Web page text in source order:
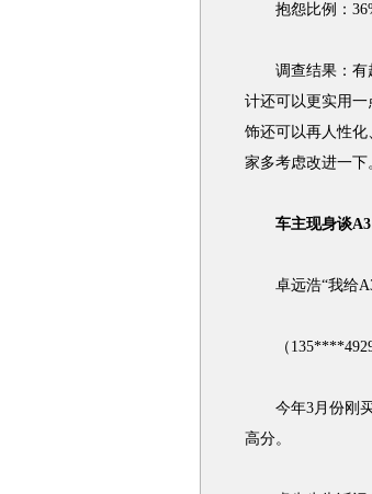
抱怨比例：
调查结果：有超
计还可以更实用
饰还可以再人性
家多考虑改进一下
车主现身谈A3
卓远浩“我给A3
（135****4929
今年3月份刚买
高分。